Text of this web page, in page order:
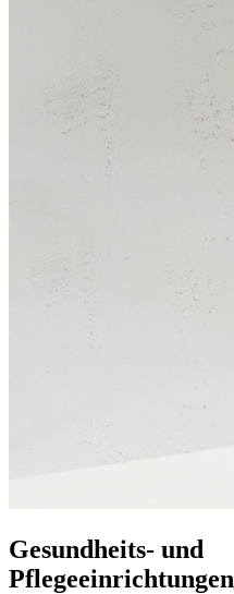
Gesundheits- und
Pflegeeinrichtungen